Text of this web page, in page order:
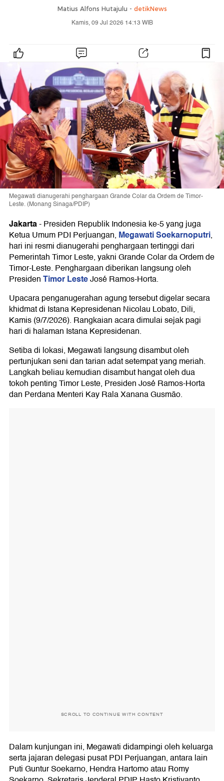
Matius Alfons Hutajulu - detikNews
Kamis, 09 Jul 2026 14:13 WIB
Megawati dianugerahi penghargaan Grande Colar da Ordem de Timor-
Leste. (Monang Sinaga/PDIP)
Jakarta-Presiden Republik Indonesia ke-5 yang juga
Ketua Umum PDI Perjuangan, Megawati Soekarnoputri,
hari ini resmi dianugerahi penghargaan tertinggi dari
Pemerintah Timor Leste, yakni Grande Colar da Ordem de
Timor-Leste. Penghargaan diberikan langsung oleh
PresidenTimor LesteJosé Ramos-Horta.
Upacara penganugerahan agung tersebut digelar secara
khidmat di Istana Kepresidenan Nicolau Lobato, Dili,
Kamis (9/7/2026). Rangkaian acara dimulai sejak pagi
hari di halaman Istana Kepresidenan.
Setiba di lokasi, Megawati langsung disambut oleh
pertunjukan seni dan tarian adat setempat yang meriah.
Langkah beliau kemudian disambut hangat oleh dua
tokoh penting Timor Leste, Presiden José Ramos-Horta
dan Perdana Menteri Kay Rala Xanana Gusmão.
SCROLL TO CONTINUE WITH CONTENT
Dalam kunjungan ini, Megawati didampingi oleh keluarga
serta jajaran delegasi pusat PDI Perjuangan, antara lain
Puti Guntur Soekarno, Hendra Hartomo atau Romy